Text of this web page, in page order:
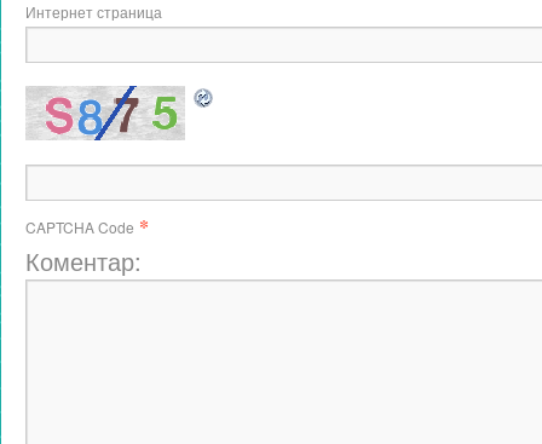
Интернет страница
CAPTCHA Code *
Коментар: